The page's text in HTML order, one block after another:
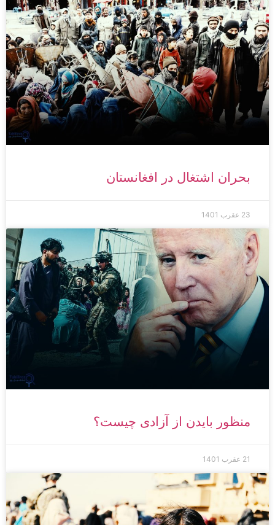
بحران اشتغال در افغانستان
23 عقرب 1401
منظور بایدن از آزادی چیست؟
21 عقرب 1401